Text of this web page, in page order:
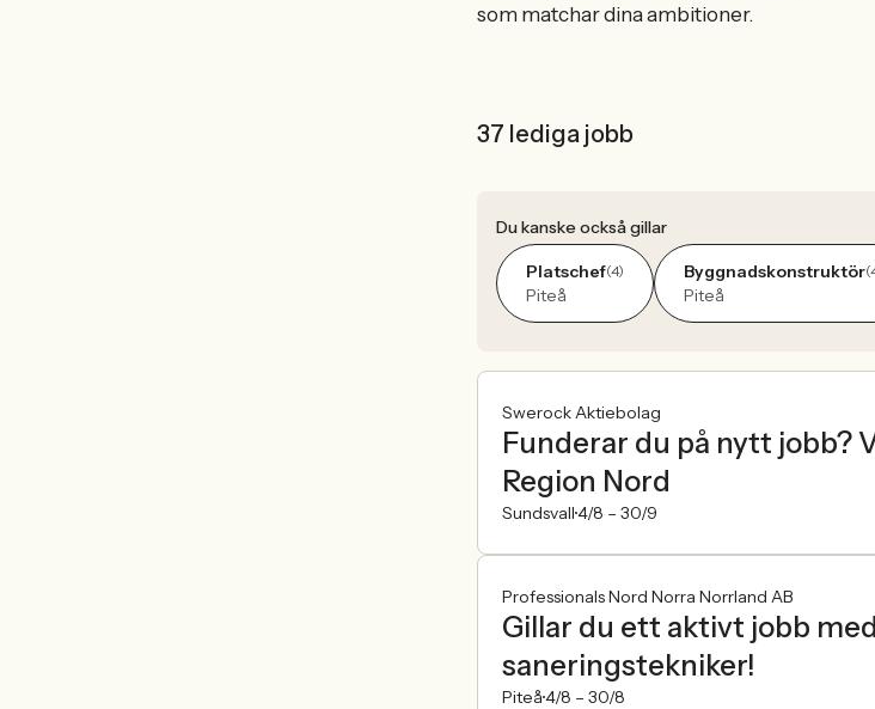
som matchar dina ambitioner.
37 lediga jobb
Du kanske också gillar
Platschef(4)
Piteå
Byggnadskonstruktör
Piteå
Swerock Aktiebolag
Funderar du på nytt jobb?
Region Nord
Sundsvall4/8 – 30/9
Professionals Nord Norra Norrland AB
Gillar du ett aktivt jobb
saneringstekniker!
Piteå4/8 – 30/8